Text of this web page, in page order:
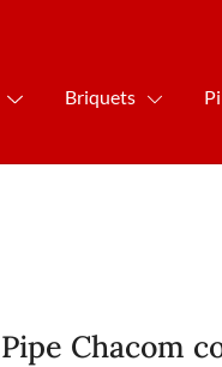
Briquets
Pipe Chacom